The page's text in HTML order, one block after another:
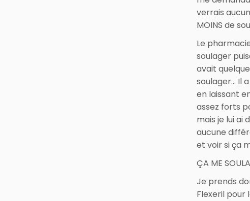
verrais
MOINS de
Le
soulager
avait
soulager… Il
en laissant
assez forts
mais je lui ai
aucune
et voir si ça
ÇA ME
Je prends
Flexeril pour